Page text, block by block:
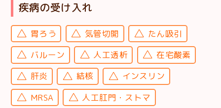
疾病の受け入れ
胃ろう 気管切開
たん吸引
バルーン
人工透析
在宅酸素
肝炎
結核
インスリン
MRSA
人工肛門・ストマ